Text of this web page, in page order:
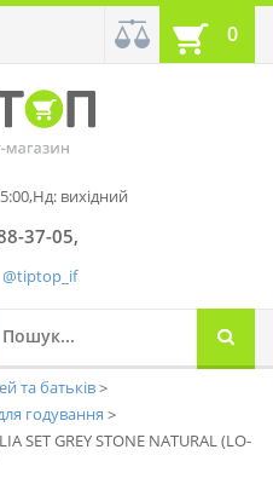
0
Нд: вихідний
37-05
@tiptop_if
та батьків
годування
SET GREY STONE NATURAL (LO-